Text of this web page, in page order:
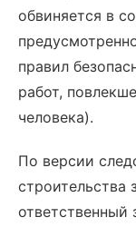
обвиняется в
правил
работ,
человека).
По версии
строительства
ответственный